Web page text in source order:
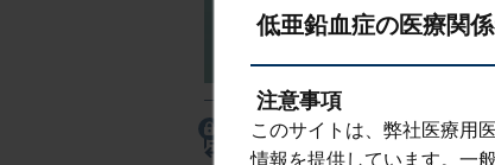
スライド
低亜鉛血症の医療関
注意事項
このサイトは、弊社医療用
情報を提供しています。一